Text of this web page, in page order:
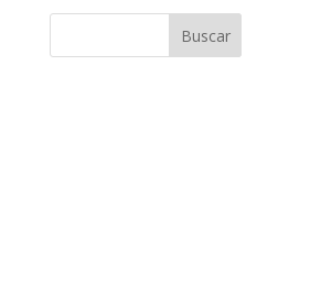
Buscar